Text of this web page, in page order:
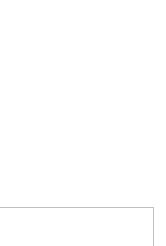
goed leven